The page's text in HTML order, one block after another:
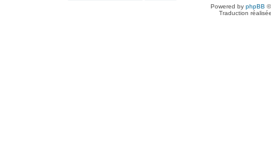
Powered by phpBB
Traduction